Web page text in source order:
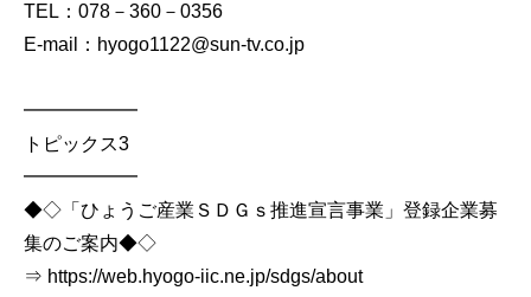
TEL：078－360－0356
E-mail：hyogo1122@sun-tv.co.jp
━━━━━━
トピックス3
━━━━━━
◆◇「ひょうご産業ＳＤＧｓ推進宣言事業」登録企業募
集のご案内◆◇
⇒ https://web.hyogo-iic.ne.jp/sdgs/about